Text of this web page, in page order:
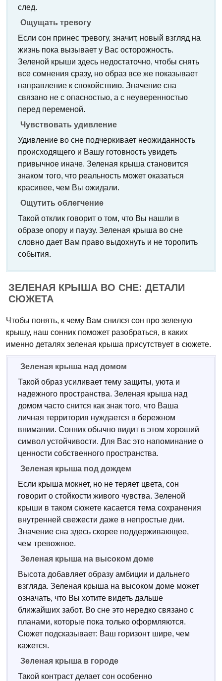
след.
Ощущать тревогу
Если сон принес тревогу, значит, новый взгляд на
жизнь пока вызывает у Вас осторожность.
Зеленой крыши здесь недостаточно, чтобы снять
все сомнения сразу, но образ все же показывает
направление к спокойствию. Значение сна
связано не с опасностью, а с неуверенностью
перед переменой.
Чувствовать удивление
Удивление во сне подчеркивает неожиданность
происходящего и Вашу готовность увидеть
привычное иначе. Зеленая крыша становится
знаком того, что реальность может оказаться
красивее, чем Вы ожидали.
Ощутить облегчение
Такой отклик говорит о том, что Вы нашли в
образе опору и паузу. Зеленая крыша во сне
словно дает Вам право выдохнуть и не торопить
события.
ЗЕЛЕНАЯ КРЫША ВО СНЕ: ДЕТАЛИ
СЮЖЕТА
Чтобы понять, к чему Вам снился сон про зеленую
крышу, наш сонник поможет разобраться, в каких
именно деталях зеленая крыша присутствует в сюжете.
Зеленая крыша над домом
Такой образ усиливает тему защиты, уюта и
надежного пространства. Зеленая крыша над
домом часто снится как знак того, что Ваша
личная территория нуждается в бережном
внимании. Сонник обычно видит в этом хороший
символ устойчивости. Для Вас это напоминание о
ценности собственного пространства.
Зеленая крыша под дождем
Если крыша мокнет, но не теряет цвета, сон
говорит о стойкости живого чувства. Зеленой
крыши в таком сюжете касается тема сохранения
внутренней свежести даже в непростые дни.
Значение сна здесь скорее поддерживающее,
чем тревожное.
Зеленая крыша на высоком доме
Высота добавляет образу амбиции и дальнего
взгляда. Зеленая крыша на высоком доме может
означать, что Вы хотите видеть дальше
ближайших забот. Во сне это нередко связано с
планами, которые пока только оформляются.
Сюжет подсказывает: Ваш горизонт шире, чем
кажется.
Зеленая крыша в городе
Такой контраст делает сон особенно